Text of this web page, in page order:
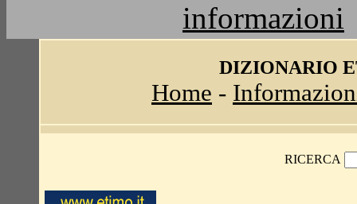
informazioni
DIZIONARIO
Home -
RICERCA